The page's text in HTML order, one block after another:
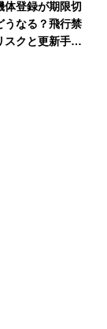
体登録が期限切
うなる？飛行禁
スクと更新手続